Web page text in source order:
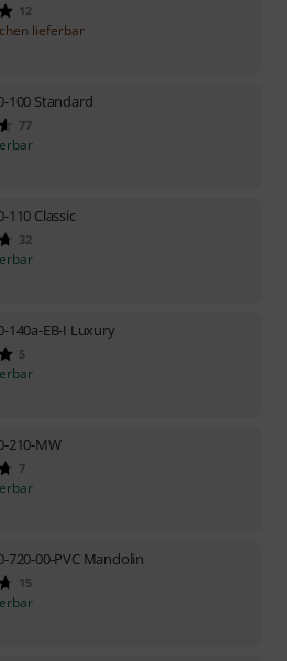
12
lieferbar
100 Standard
77
110 Classic
32
140a-EB-I Luxury
5
210-MW
7
720-00-PVC Mandolin
15